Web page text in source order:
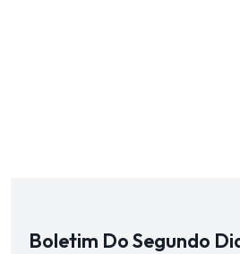
Boletim Do Segundo